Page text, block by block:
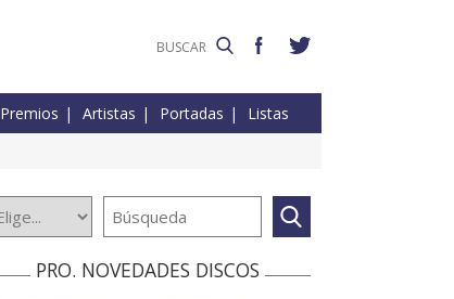
Premios Artistas Portadas Listas
PRO. NOVEDADES DISCOS